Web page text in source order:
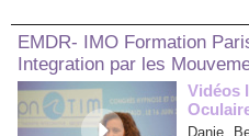
EMDR- IMO Formation
Integration par les
Vidéos
Danie